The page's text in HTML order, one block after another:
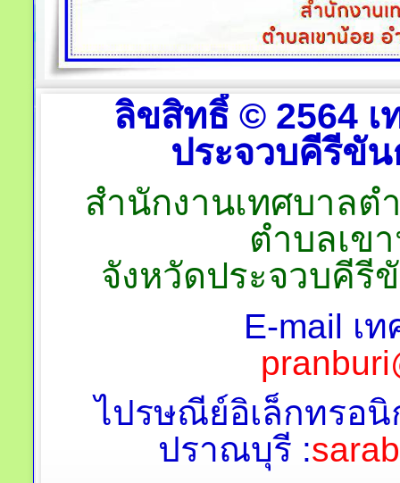
ลิขสิทธิ์ © 2564
ประจวบคีรีขั
สำนักงานเทศบาลต
ตำบลเข
จังหวัดประจวบคีรี
E-mail เ
ไปรษณีย์อิเล็กทรอนิ
ปราณบุรี :